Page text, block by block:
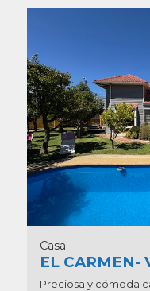
Casa
EL CARMEN-
Preciosa y cómoda